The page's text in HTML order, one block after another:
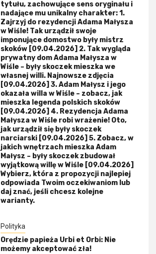
tytułu, zachowujące sens oryginału i
nadające mu unikalny charakter: 1.
Zajrzyj do rezydencji Adama Małysza
w Wiśle! Tak urządził swoje
imponujące domostwo były mistrz
skoków [09.04.2026] 2. Tak wygląda
prywatny dom Adama Małysza w
Wiśle – były skoczek mieszka we
własnej willi. Najnowsze zdjęcia
[09.04.2026] 3. Adam Małysz i jego
okazała willa w Wiśle – zobacz, jak
mieszka legenda polskich skoków
[09.04.2026] 4. Rezydencja Adama
Małysza w Wiśle robi wrażenie! Oto,
jak urządził się były skoczek
narciarski [09.04.2026] 5. Zobacz, w
jakich wnętrzach mieszka Adam
Małysz – były skoczek zbudował
wyjątkową willę w Wiśle [09.04.2026]
Wybierz, która z propozycji najlepiej
odpowiada Twoim oczekiwaniom lub
daj znać, jeśli chcesz kolejne
warianty.
Polityka
Orędzie papieża Urbi et Orbi: Nie
możemy akceptować zła!